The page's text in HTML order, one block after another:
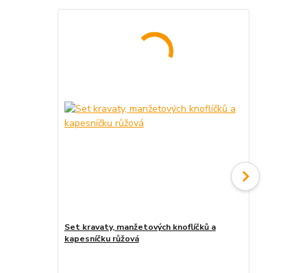
Set kravaty, manžetových knoflíčků a
kapesníčku růžová